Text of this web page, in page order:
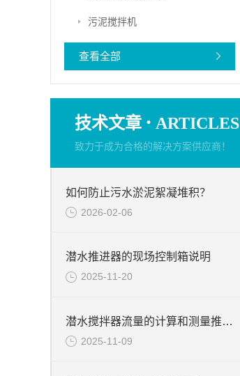
污泥搅拌机
查看全部
技术文章 · ARTICLES
致力于成为合格的解决方案供应商！
如何防止污水淤泥絮凝堆积？
2026-02-06
潜水推进器的现场控制箱说明
2025-11-20
潜水搅拌器流量的计算和测量推力的试验台介绍
2025-11-09